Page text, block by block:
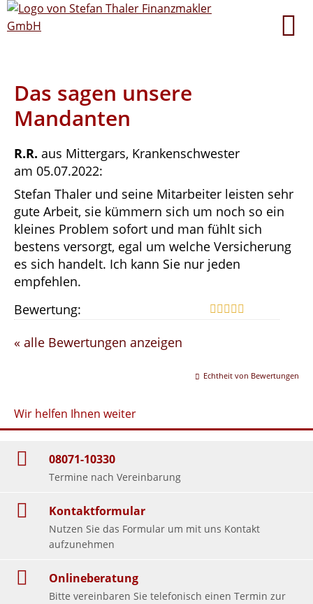
Das sagen unsere
Mandanten
R.R. aus Mittergars, Krankenschwester
am 05.07.2022:
Stefan Thaler und seine Mitarbeiter leisten sehr
gute Arbeit, sie kümmern sich um noch so ein
kleines Problem sofort und man fühlt sich
bestens versorgt, egal um welche Versicherung
es sich handelt. Ich kann Sie nur jeden
empfehlen.
Bewertung:
« alle Bewertungen anzeigen
Echtheit von Bewertungen
Wir helfen Ihnen weiter
08071-10330
Termine nach Vereinbarung
Kontaktformular
Nutzen Sie das Formular um mit uns Kontakt
aufzunehmen
Onlineberatung
Bitte vereinbaren Sie telefonisch einen Termin zur